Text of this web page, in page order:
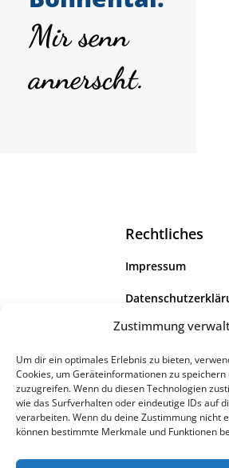
Zustimmung
Um dir ein optimales Erlebnis zu bieten,
Cookies, um Geräteinformationen zu
zuzugreifen. Wenn du diesen Technologien
wie das Surfverhalten oder eindeutige IDs auf
verarbeiten. Wenn du deine Zustimmung nicht
können bestimmte Merkmale und Funktionen
Mir senn
annerscht.
Scheuern,
Überroth-
Niederhofen,
Lindscheid, Neipel
und Dorf im
Bohnental.
Rechtliches
Impressum
Erklärung zur